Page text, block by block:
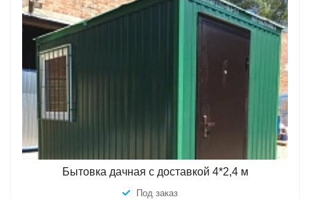
Бытовка дачная с доставкой 4*2,4 м
Под заказ